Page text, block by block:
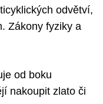
odvětví,
Zákony fyziky a
od boku
nakoupit zlato či